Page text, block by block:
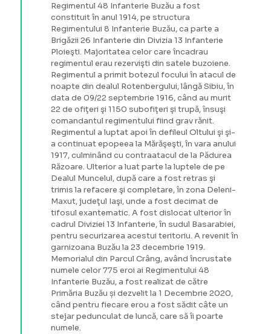
Regimentul 48 Infanterie Buzău a fost
constituit în anul 1914, pe structura
Regimentului 8 Infanterie Buzău, ca parte a
Brigăzii 26 Infanterie din Divizia 13 Infanterie
Ploieşti. Majoritatea celor care încadrau
regimentul erau rezervişti din satele buzoiene.
Regimentul a primit botezul focului în atacul de
noapte din dealul Rotenbergului, lângă Sibiu, în
data de 09/22 septembrie 1916, când au murit
22 de ofiţeri şi 1150 subofiţeri şi trupă, însuşi
comandantul regimentului fiind grav rănit.
Regimentul a luptat apoi în defileul Oltului şi şi-
a continuat epopeea la Mărăşeşti, în vara anului
1917, culminând cu contraatacul de la Pădurea
Răzoare. Ulterior a luat parte la luptele de pe
Dealul Muncelul, după care a fost retras şi
trimis la refacere şi completare, în zona Deleni-
Maxut, judeţul Iaşi, unde a fost decimat de
tifosul exantematic. A fost dislocat ulterior în
cadrul Diviziei 13 Infanterie, în sudul Basarabiei,
pentru securizarea acestui teritoriu. A revenit în
garnizoana Buzău la 23 decembrie 1919.
Memorialul din Parcul Crâng, având încrustate
numele celor 775 eroi ai Regimentului 48
Infanterie Buzău, a fost realizat de către
Primăria Buzău și dezvelit la 1 Decembrie 2020,
când pentru fiecare erou a fost sădit câte un
stejar pedunculat de luncă, care să îi poarte
numele.